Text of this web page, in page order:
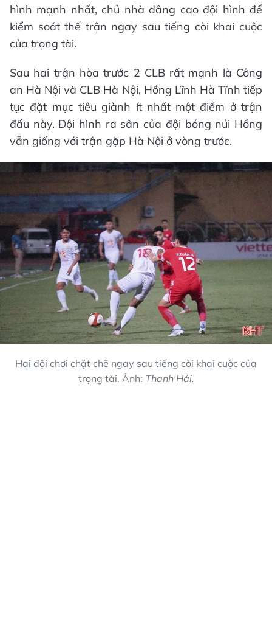
hình mạnh nhất, chủ nhà dâng cao đội hình để
kiểm soát thế trận ngay sau tiếng còi khai cuộc
của trọng tài.
Sau hai trận hòa trước 2 CLB rất mạnh là Công
an Hà Nội và CLB Hà Nội, Hồng Lĩnh Hà Tĩnh tiếp
tục đặt mục tiêu giành ít nhất một điểm ở trận
đấu này. Đội hình ra sân của đội bóng núi Hồng
vẫn giống với trận gặp Hà Nội ở vòng trước.
Hai đội chơi chặt chẽ ngay sau tiếng còi khai cuộc của
trọng tài. Ảnh: Thanh Hải.